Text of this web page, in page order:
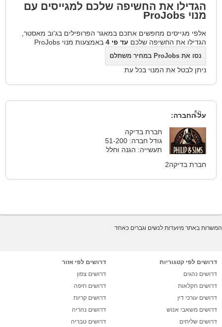
הגדילו את החשיפה שלכם למגייסים עם
מנוי ProJobs
אלפי מגייסים מחפשים אתכם במאגר הפרופילים בג'וב מאסטר,
הגדילו את החשיפה שלכם עד פי 4 באמצעות מנוי ProJobs
נסו את ProJobs במחיר משתלם
ניתן לבטל את המנוי בכל עת
על החברה:
חברת בדיקה
גודל חברה: 51-200
תעשייה: הגנה וחלל
חברת בדיקה2
המשרות באתר מיועדות לנשים וגברים כאחד
דרושים לפי קטגוריות
דרושים נהגים
דרושים חקלאות
דרושים עורכי דין
דרושים משאבי אנוש
דרושים שליחים
דרושים לפי אזור
דרושים צפון
דרושים חיפה
דרושים קריות
דרושים נהריה
דרושים טבריה